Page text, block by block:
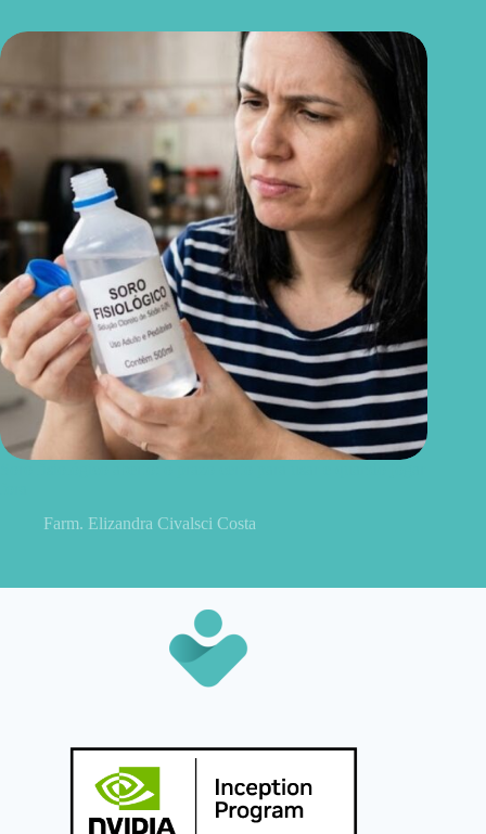
Farm. Elizandra Civalsci Costa